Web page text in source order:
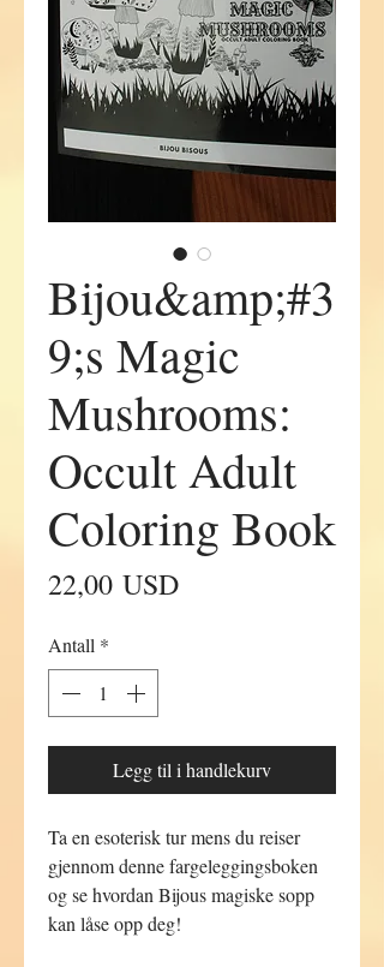
Bijou&amp;#3
9;s Magic
Mushrooms:
Occult Adult
Coloring Book
22,00 USDPris
Antall *
Legg til i handlekurv
Ta en esoterisk tur mens du reiser
gjennom denne fargeleggingsboken
og se hvordan Bijous magiske sopp
kan låse opp deg!